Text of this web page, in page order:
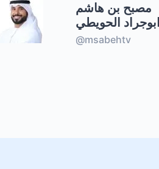
مصبح بن هاشم
ابوجراد الحويطي
@msabehtv